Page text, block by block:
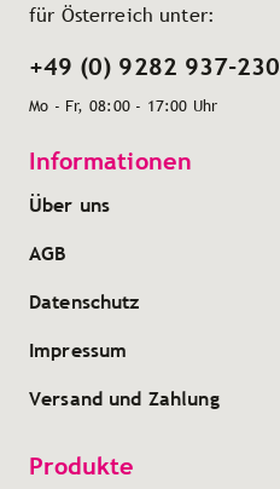
für Österreich unter:
+49 (0) 9282 937-230
Mo - Fr, 08:00 - 17:00 Uhr
Informationen
Über uns
AGB
Datenschutz
Impressum
Versand und Zahlung
Produkte